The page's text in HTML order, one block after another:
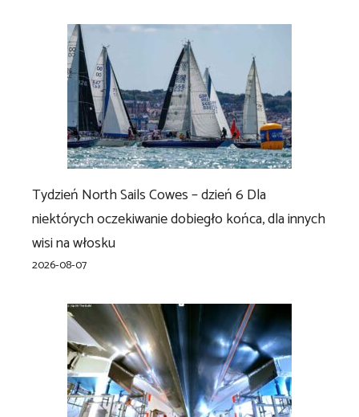
Tydzień North Sails Cowes – dzień 6 Dla
niektórych oczekiwanie dobiegło końca, dla innych
wisi na włosku
2026-08-07